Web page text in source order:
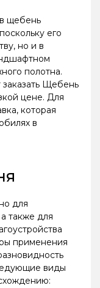
щебень
его
но и в
полотна.
Щебень
цене. Для
которая
в
для
также для
применения
виды